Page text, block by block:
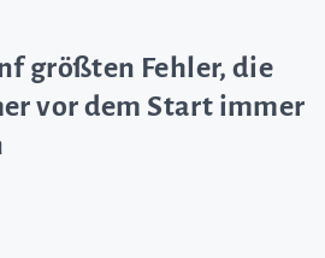
größten Fehler, die
vor dem Start immer